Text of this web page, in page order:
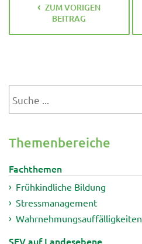
ZUM VORIGEN
BEITRAG
Themenbereiche
Fachthemen
Frühkindliche Bildung
Stressmanagement
Wahrnehmungsauffälligkeiten
SEV auf Landesebene